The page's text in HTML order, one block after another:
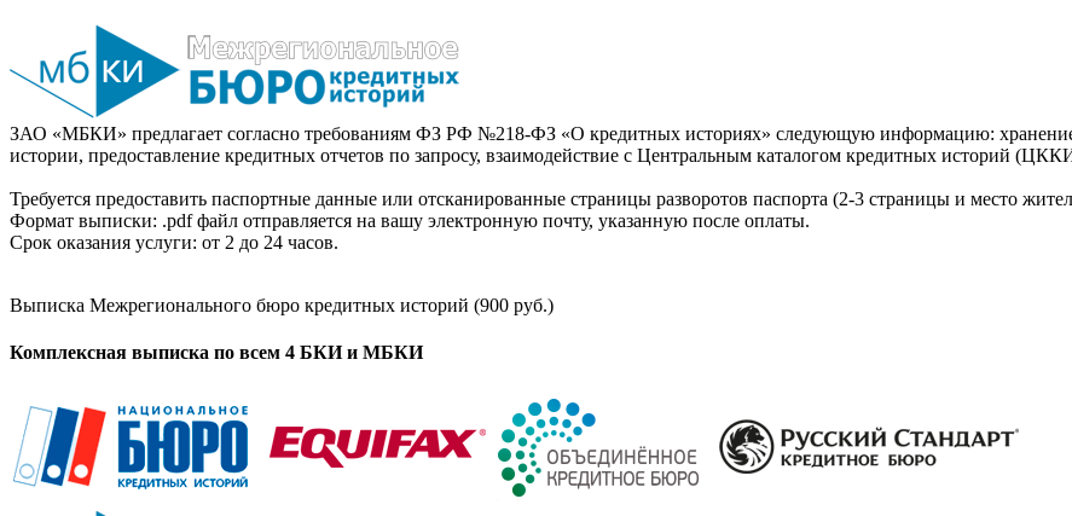
ЗАО «МБКИ» предлагает согласно требованиям ФЗ РФ №218-ФЗ «О кредитных историях» следующую информацию:
истории, предоставление кредитных отчетов по запросу, взаимодействие с Центральным каталогом кредитных историй
Требуется предоставить паспортные данные или отсканированные страницы разворотов паспорта (2-3 страницы и место
Формат выписки: .pdf файл отправляется на вашу электронную почту, указанную после оплаты.
Срок оказания услуги: от 2 до 24 часов.
Выписка Межрегионального бюро кредитных историй (900 руб.)
Комплексная выписка по всем 4 БКИ и МБКИ